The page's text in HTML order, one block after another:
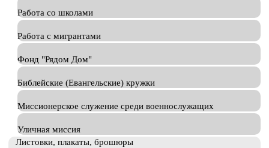
Работа со школами
Работа с мигрантами
Фонд "Рядом Дом"
Библейские (Евангельские) кружки
Миссионерское служение среди военнослужащих
Уличная миссия
Листовки, плакаты, брошюры